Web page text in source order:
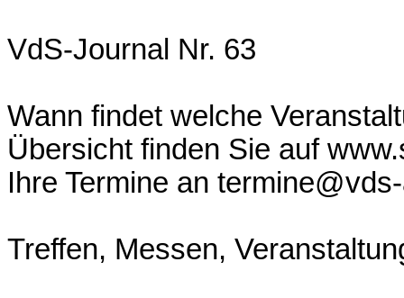
VdS-Journal Nr. 63
Wann findet welche
Übersicht finden Sie auf
Ihre Termine an
Treffen, Messen,